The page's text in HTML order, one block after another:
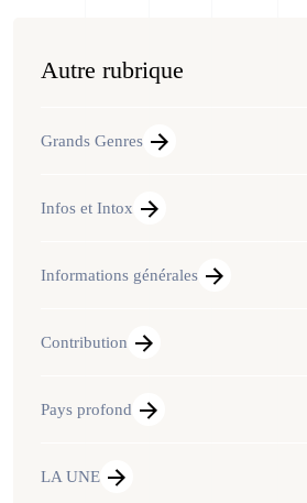
Autre rubrique
Grands Genres
Infos et Intox
Informations générales
Contribution
Pays profond
LA UNE